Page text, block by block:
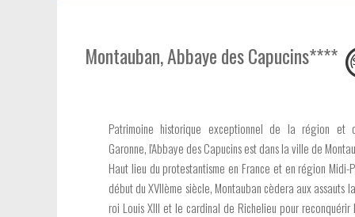
Montauban, Abbaye des Capucins****
Patrimoine historique exceptionnel de la région et
Garonne, l'Abbaye des Capucins est dans la ville de
Haut lieu du protestantisme en France et en région Midi-
début du XVIIème siècle, Montauban cèdera aux assauts
roi Louis XIII et le cardinal de Richelieu pour